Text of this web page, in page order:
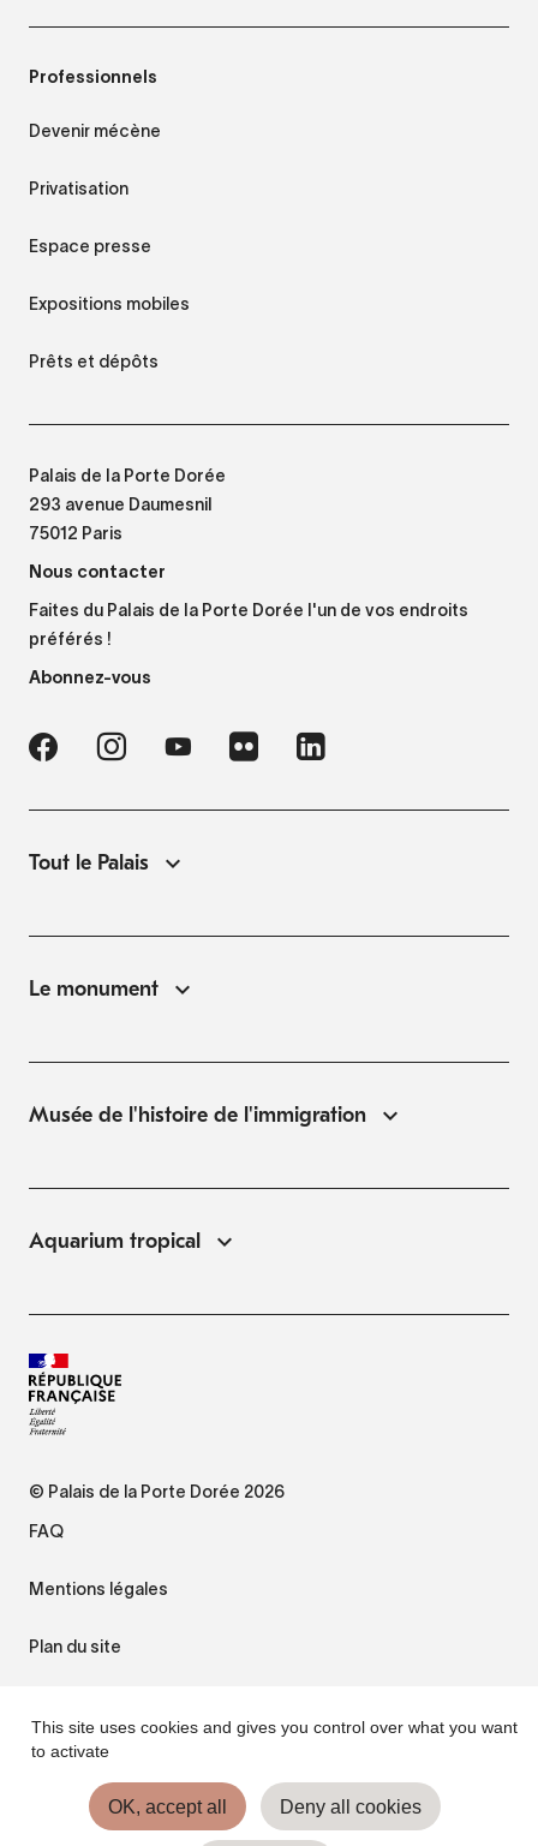
Professionnels
Devenir mécène
Privatisation
Espace presse
Expositions mobiles
Prêts et dépôts
Palais de la Porte Dorée
293 avenue Daumesnil
75012 Paris
Nous contacter
Faites du Palais de la Porte Dorée l'un de vos endroits
préférés !
Abonnez-vous
Tout le Palais
Le monument
Musée de l'histoire de l'immigration
Aquarium tropical
© Palais de la Porte Dorée 2026
FAQ
Mentions légales
Plan du site
Gestion des cookies
This site uses cookies and gives you control over what you want
to activate
OK, accept all Deny all cookies